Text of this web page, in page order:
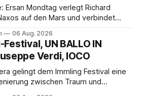
Ersan Mondtag verlegt Richard
auf den Mars und verbindet
Solisten und den Wiener
bleibt der zweite Akt jedoch
zurück.
06 Aug. 2026
UN BALLO IN
Verdi, IOCO
gelingt dem Immling Festival eine
zwischen Traum und